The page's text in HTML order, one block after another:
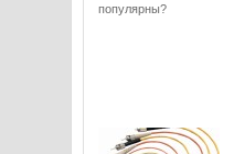
популярны?